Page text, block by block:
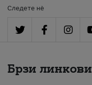
Следете нè
Брзи линкови